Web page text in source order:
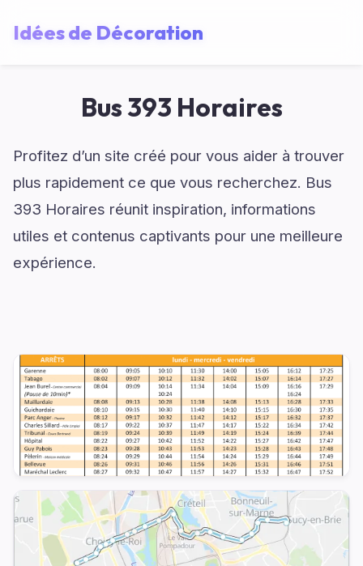
Idées de Décoration
Bus 393 Horaires
Profitez d’un site créé pour vous aider à trouver
plus rapidement ce que vous recherchez. Bus
393 Horaires réunit inspiration, informations
utiles et contenus captivants pour une meilleure
expérience.